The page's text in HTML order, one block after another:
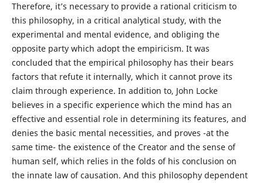
Therefore, it’s necessary to provide a rational criticism to
this philosophy, in a critical analytical study, with the
experimental and mental evidence, and obliging the
opposite party which adopt the empiricism. It was
concluded that the empirical philosophy has their bears
factors that refute it internally, which it cannot prove its
claim through experience. In addition to, John Locke
believes in a specific experience which the mind has an
effective and essential role in determining its features, and
denies the basic mental necessities, and proves -at the
same time- the existence of the Creator and the sense of
human self, which relies in the folds of his conclusion on
the innate law of causation. And this philosophy dependent